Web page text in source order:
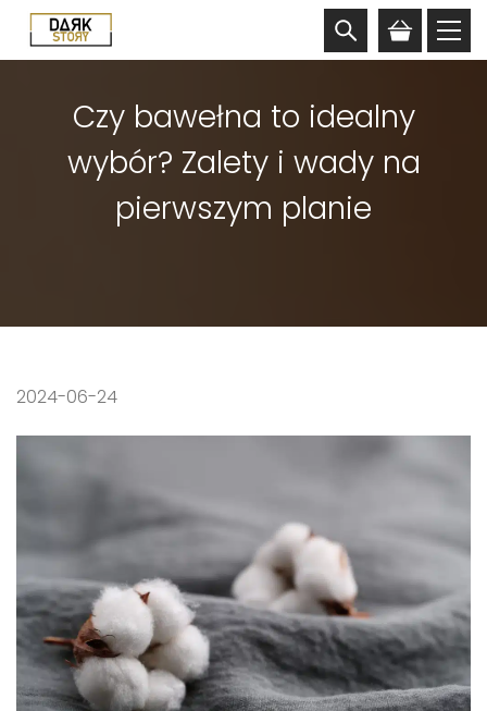
Czy bawełna to idealny
wybór? Zalety i wady na
pierwszym planie
2024-06-24